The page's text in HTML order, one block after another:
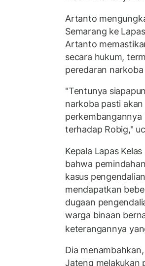
Artanto
Semarang ke
Artanto
secara hukum,
peredaran narkoba
"Tentunya
narkoba pasti
terhadap Robig,"
Kepala Lapas
bahwa
kasus
mendapatkan
dugaan
warga binaan
keterangannya
Dia
Jateng melakukan